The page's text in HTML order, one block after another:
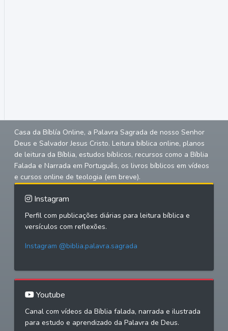
Casa da Bíblía Online, a Palavra Sagrada de nosso Senhor
Deus e Salvador Jesus Cristo. Leitura bíblica online, planos
de leitura da Bíblia, estudos bíblicos, recursos como a Bíblia
Falada e Narrada em Português, os livros bíblicos em vídeos
e cursos online de teologia (em breve).
Instagram
Perfil com publicações diárias para leitura bíblica e
versículos com reflexões.
Instagram @biblia.palavra.sagrada
Youtube
Canal com vídeos da Bíblia falada, narrada e ilustrada
para estudo e aprendizado da Palavra de Deus.